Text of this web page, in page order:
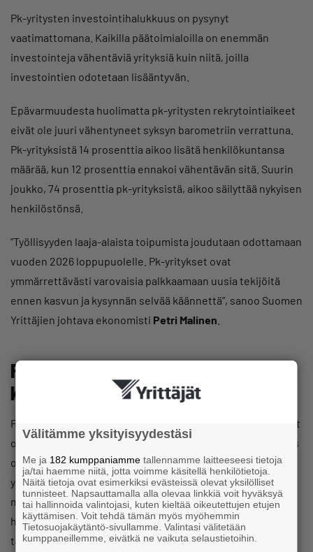
Pk-yritysten investointihalukkuus on pysynyt
vaatimattomana. Kaikilla päätoimialoilla on enemmän
investointeja vähentäviä yrityksiä kuin niitä, joilla
investointien odotetaan lisääntyvän.
Epävarmuudesta huolimatta pk-yritysten rekrytointiaikeet
eivät ole juuri vähentyneet syksyn barometriin verrattuna.
Pk-yrityksistä 14 prosenttia aikoo lisätä henkilökuntansa
määrää, kun 12 prosenttia ennakoi vähentävän sitä. Suurin
joukko, 74 prosenttia pk-yrityksistä, aikoo säilyttää nykyisen
henkilöstönsä.
”Työllisyyden laaja-alaista toipumista joudutaan odottamaan
vuoden 2026 loppupuolelle. Pk-yritykset ovat
ymmärrettävästi varovaisia palkkaamaan uusia tekijöitä
ennen kasvun ja kysynnän selvää käännettä”, sanoo Suomen
Yrittäjien johtava ekonomisti Petri Malinen
Pk-yritysten kasvuhaluissa näkyy
käänne parempaan
Pk-yritysten kasvuhakuisuus on laskenut pitkään, mutta nyt
on havaittavissa myönteistä kehitystä, kun kasvuhakuisuus
on kääntynyt lievään nousuun. Yli 40 prosenttia pk-
yrityksistä on joko voimakkaasti tai mahdollisuuksien
mukaan kasvuhakuisia. Lupaavasta kohenemisesta
huolimatta kasvuhakuisuus on edelleen pitkän aikavälin
tasoon verrattuna vaatimatonta.
Välitämme yksityisyydestäsi
Me ja 182 kumppaniamme tallennamme laitteeseesi tietoja
ja/tai haemme niitä, jotta voimme käsitellä henkilötietoja.
Näitä tietoja ovat esimerkiksi evästeissä olevat yksilölliset
tunnisteet. Napsauttamalla alla olevaa linkkiä voit hyväksyä
tai hallinnoida valintojasi, kuten kieltää oikeutettujen etujen
käyttämisen. Voit tehdä tämän myös myöhemmin
Tietosuojakäytäntö-sivullamme. Valintasi välitetään
kumppaneillemme, eivätkä ne vaikuta selaustietoihin.